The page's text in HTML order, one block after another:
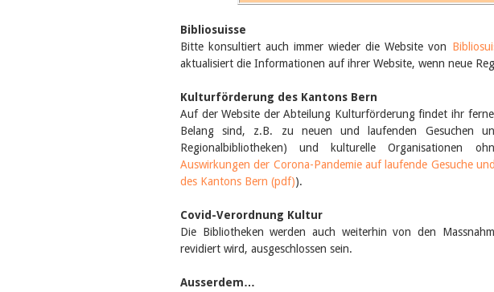
Bibliosuisse
Bitte konsultiert auch immer wieder die Website von
aktualisiert die Informationen auf ihrer Website, wenn neue
Kulturförderung des Kantons Bern
Auf der Website der Abteilung Kulturförderung findet ihr
Belang sind, z.B. zu neuen und laufenden Gesuchen
Regionalbibliotheken) und kulturelle Organisationen
Auswirkungen der Corona-Pandemie auf laufende Gesuche
des Kantons Bern (pdf)).
Covid-Verordnung Kultur
Die Bibliotheken werden auch weiterhin von den
revidiert wird, ausgeschlossen sein.
Ausserdem…